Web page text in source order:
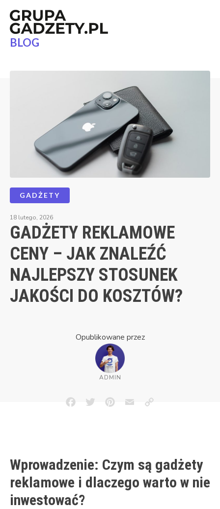
BLOG
GADŻETY
18 lutego, 2026
GADŻETY REKLAMOWE
CENY – JAK ZNALEŹĆ
NAJLEPSZY STOSUNEK
JAKOŚCI DO KOSZTÓW?
Opublikowane przez
ADMIN
FacebookTwitterPinterestEmailCopy
Wprowadzenie: Czym są gadżety
reklamowe i dlaczego warto w nie
inwestować?